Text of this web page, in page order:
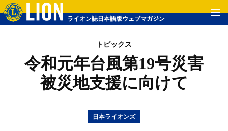
ライオン誌日本語版ウェブマガジン
トピックス
令和元年台風第19号災害
被災地支援に向けて
日本ライオンズ